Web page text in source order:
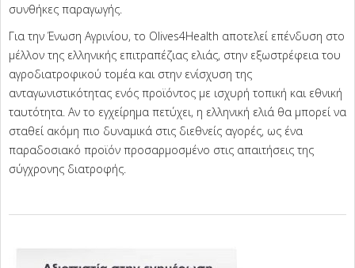
συνθήκες παραγωγής.
Για την Ένωση Αγρινίου, το Olives4Health αποτελεί επένδυση στο
μέλλον της ελληνικής επιτραπέζιας ελιάς, στην εξωστρέφεια του
αγροδιατροφικού τομέα και στην ενίσχυση της
ανταγωνιστικότητας ενός προϊόντος με ισχυρή τοπική και εθνική
ταυτότητα. Αν το εγχείρημα πετύχει, η ελληνική ελιά θα μπορεί να
σταθεί ακόμη πιο δυναμικά στις διεθνείς αγορές, ως ένα
παραδοσιακό προϊόν προσαρμοσμένο στις απαιτήσεις της
σύγχρονης διατροφής.